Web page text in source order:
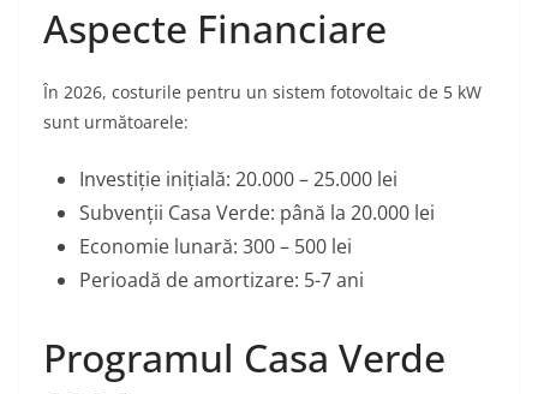
Aspecte Financiare
În 2026, costurile pentru un sistem fotovoltaic de 5 kW
sunt următoarele:
Investiție inițială: 20.000 – 25.000 lei
Subvenții Casa Verde: până la 20.000 lei
Economie lunară: 300 – 500 lei
Perioadă de amortizare: 5-7 ani
Programul Casa Verde